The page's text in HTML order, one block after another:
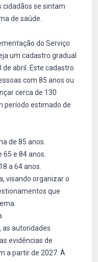
cidadãos se sintam
de saúde.
do Serviço
um cadastro gradual
abril. Este cadastro
com 85 anos ou
cerca de 130
período estimado de
de 85 anos.
e 84 anos.
a 64 anos.
visando organizar o
que
as autoridades
evidências de
a partir de 2027. À